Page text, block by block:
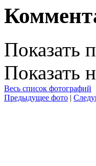
Показать
Показать
Весь список фотографий
Предыдущее фото |